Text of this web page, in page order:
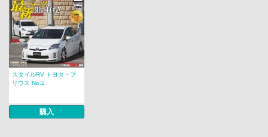
スタイルRV トヨタ・プ
リウス No.2
購入